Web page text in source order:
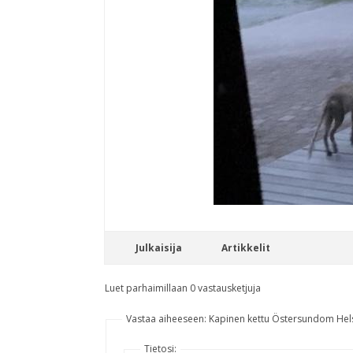
Julkaisija Artikkelit
Luet parhaimillaan 0 vastausketjuja
Vastaa aiheeseen: Kapinen kettu Östersundom
Tietosi: